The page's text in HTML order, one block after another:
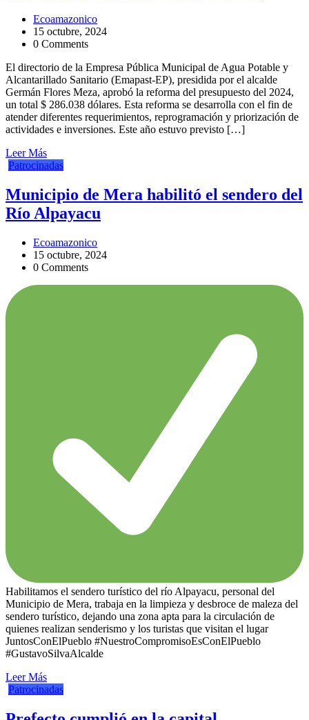
Ecoamazonico
15 octubre, 2024
0 Comments
El directorio de la Empresa Pública Municipal de Agua Potable y
Alcantarillado Sanitario (Emapast-EP), presidida por el alcalde
Germán Flores Meza, aprobó la reforma del presupuesto del 2024,
un total $ 286.038 dólares. Esta reforma se desarrolla con el fin de
atender diferentes requerimientos, reprogramación y priorización de
actividades e inversiones. Este año estuvo previsto […]
Leer Más
Patrocinadas
Municipio de Mera habilitó el sendero del
Río Alpayacu
Ecoamazonico
15 octubre, 2024
0 Comments
Habilitamos el sendero turístico del río Alpayacu, personal del
Municipio de Mera, trabaja en la limpieza y desbroce de maleza del
sendero turístico, dejando una zona apta para la circulación de
quienes realizan senderismo y los turistas que visitan el lugar
JuntosConElPueblo #NuestroCompromisoEsConElPueblo
#GustavoSilvaAlcalde
Leer Más
Patrocinadas